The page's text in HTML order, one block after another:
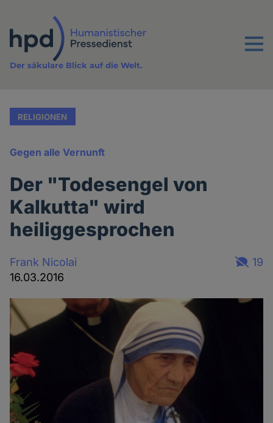
Inhalt
Menu
Der säkulare Blick auf die Welt.
RELIGIONEN
Gegen alle Vernunft
Der "Todesengel von
Kalkutta" wird
heiliggesprochen
Frank Nicolai
16.03.2016
19